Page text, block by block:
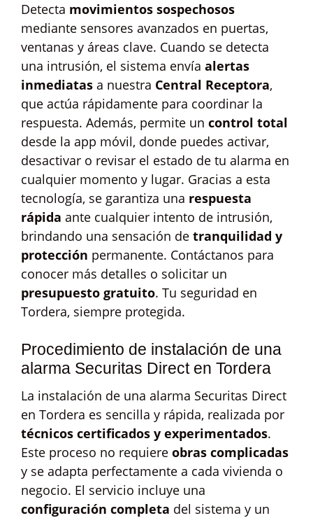
Detecta movimientos sospechosos
mediante sensores avanzados en puertas,
ventanas y áreas clave. Cuando se detecta
una intrusión, el sistema envía alertas
inmediatas a nuestra Central Receptora,
que actúa rápidamente para coordinar la
respuesta. Además, permite un control total
desde la app móvil, donde puedes activar,
desactivar o revisar el estado de tu alarma en
cualquier momento y lugar. Gracias a esta
tecnología, se garantiza una respuesta
rápida ante cualquier intento de intrusión,
brindando una sensación de tranquilidad y
protección permanente. Contáctanos para
conocer más detalles o solicitar un
presupuesto gratuito. Tu seguridad en
Tordera, siempre protegida.
Procedimiento de instalación de una
alarma Securitas Direct en Tordera
La instalación de una alarma Securitas Direct
en Tordera es sencilla y rápida, realizada por
técnicos certificados y experimentados.
Este proceso no requiere obras complicadas
y se adapta perfectamente a cada vivienda o
negocio. El servicio incluye una
configuración completa del sistema y un